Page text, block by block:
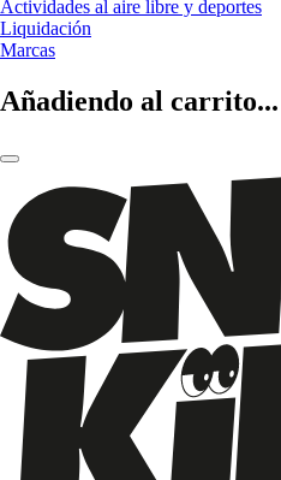
Actividades al aire libre y deportes
Liquidación
Marcas
Añadiendo al carrito...